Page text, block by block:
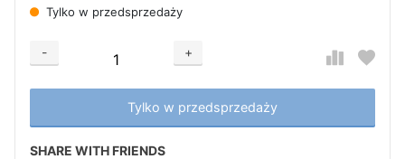
Tylko w przedsprzedaży
-
+
Добавляется...
Tylko w przedsprzedaży
Добавлен
SHARE WITH FRIENDS